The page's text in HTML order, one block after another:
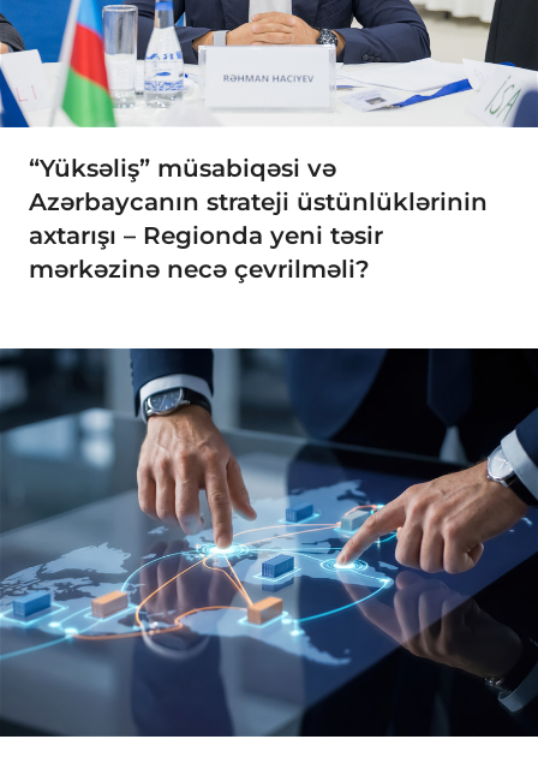
“Yüksəliş” müsabiqəsi və
Azərbaycanın strateji üstünlüklərinin
axtarışı – Regionda yeni təsir
mərkəzinə necə çevrilməli?